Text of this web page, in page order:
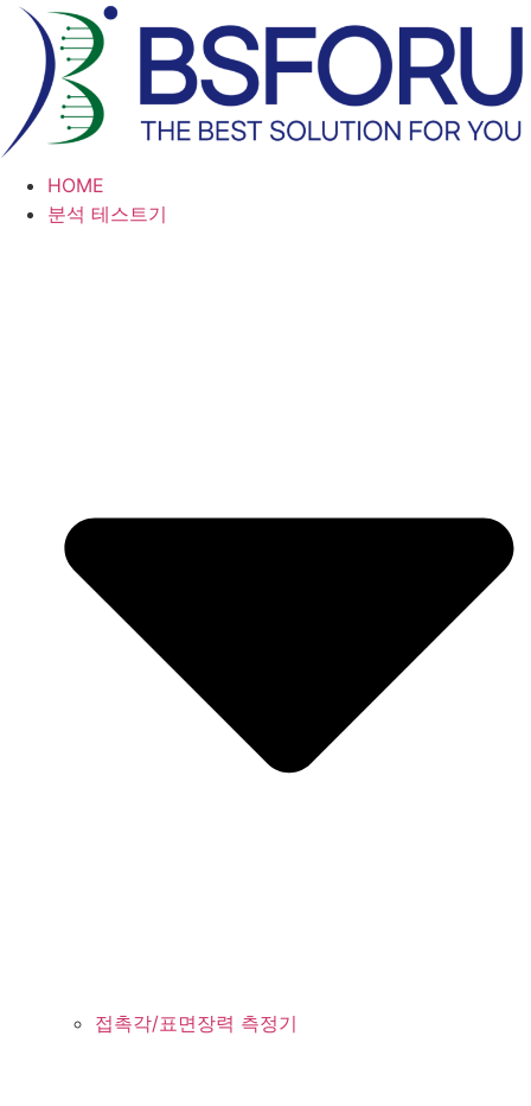
건
너
HOME
분석 테스트기
접촉각/표면장력 측정기